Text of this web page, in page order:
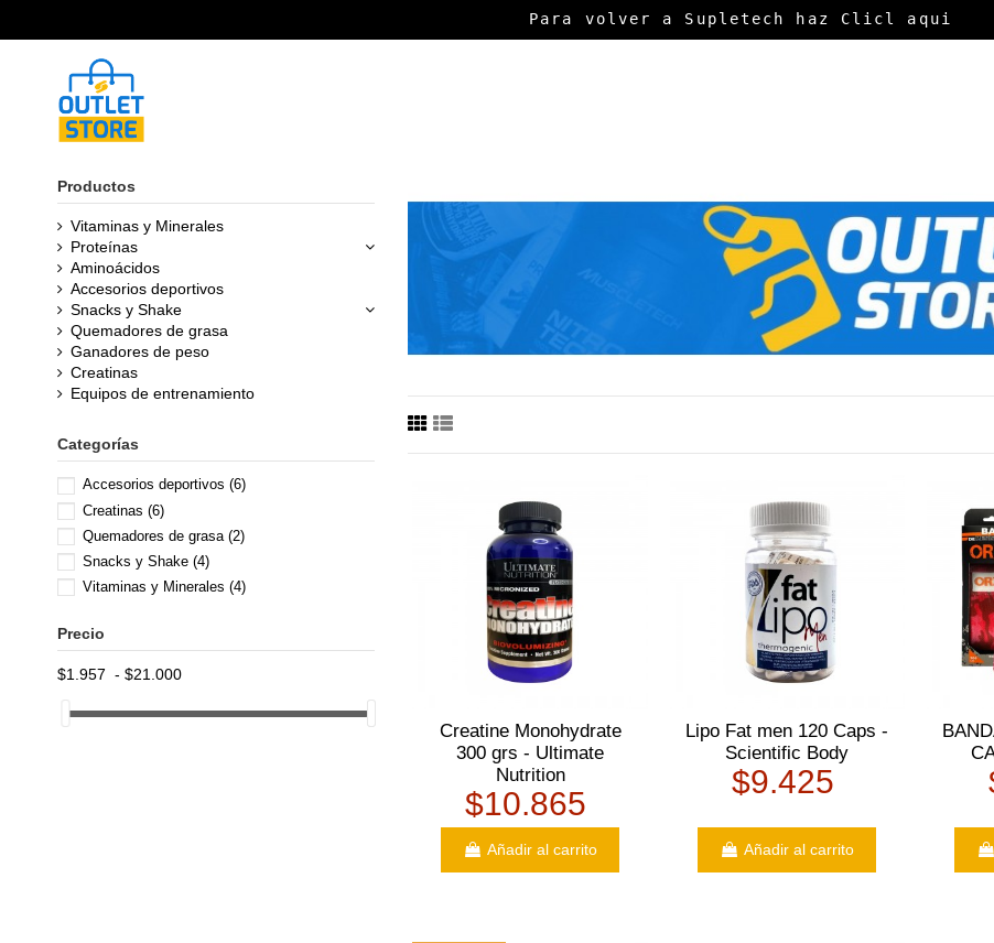
Para volver a Supletech haz Clicl aqui
Creatine Monohydrate
300 grs - Ultimate
Nutrition
$10.865
Añadir al carrito
Lipo Fat men 120 Caps -
Scientific Body
$9.425
Añadir al carrito
Productos
Vitaminas y Minerales
Proteínas
Aminoácidos
Accesorios deportivos
Snacks y Shake
Quemadores de grasa
Ganadores de peso
Creatinas
Equipos de entrenamiento
Categorías
Accesorios deportivos (6)
Creatinas (6)
Quemadores de grasa (2)
Snacks y Shake (4)
Vitaminas y Minerales (4)
Precio
$1.957 - $21.000